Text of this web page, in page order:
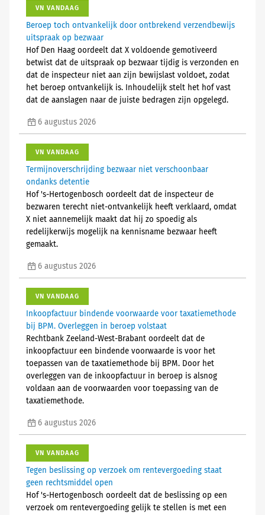
VN VANDAAG
Beroep toch ontvankelijk door ontbrekend verzendbewijs
uitspraak op bezwaar
Hof Den Haag oordeelt dat X voldoende gemotiveerd
betwist dat de uitspraak op bezwaar tijdig is verzonden en
dat de inspecteur niet aan zijn bewijslast voldoet, zodat
het beroep ontvankelijk is. Inhoudelijk stelt het hof vast
dat de aanslagen naar de juiste bedragen zijn opgelegd.
6 augustus 2026
VN VANDAAG
Termijnoverschrijding bezwaar niet verschoonbaar
ondanks detentie
Hof 's-Hertogenbosch oordeelt dat de inspecteur de
bezwaren terecht niet-ontvankelijk heeft verklaard, omdat
X niet aannemelijk maakt dat hij zo spoedig als
redelijkerwijs mogelijk na kennisname bezwaar heeft
gemaakt.
6 augustus 2026
VN VANDAAG
Inkoopfactuur bindende voorwaarde voor taxatiemethode
bij BPM. Overleggen in beroep volstaat
Rechtbank Zeeland-West-Brabant oordeelt dat de
inkoopfactuur een bindende voorwaarde is voor het
toepassen van de taxatiemethode bij BPM. Door het
overleggen van de inkoopfactuur in beroep is alsnog
voldaan aan de voorwaarden voor toepassing van de
taxatiemethode.
6 augustus 2026
VN VANDAAG
Tegen beslissing op verzoek om rentevergoeding staat
geen rechtsmiddel open
Hof 's-Hertogenbosch oordeelt dat de beslissing op een
verzoek om rentevergoeding gelijk te stellen is met een